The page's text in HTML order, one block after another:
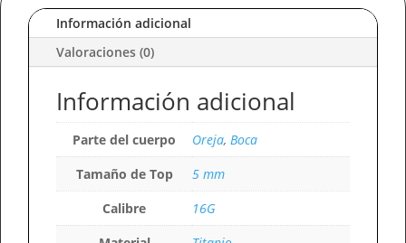
Oreja
cantidad
Información adicional
Valoraciones (0)
Información adicional
Parte del cuerpo Oreja, Boca
Tamaño de Top
5 mm
Calibre
16G